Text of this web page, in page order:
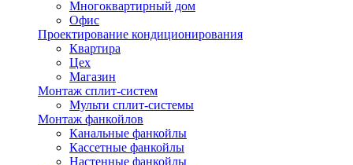
Многоквартирный дом
Офис
Проектирование кондиционирования
Квартира
Цех
Магазин
Монтаж сплит-систем
Мульти сплит-системы
Монтаж фанкойлов
Канальные фанкойлы
Кассетные фанкойлы
Настенные фанкойлы